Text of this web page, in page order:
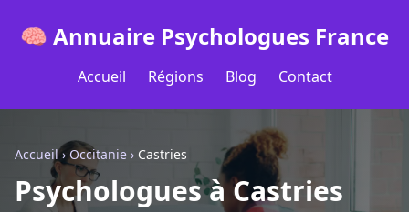
🧠 Annuaire Psychologues France
Accueil Régions Blog Contact
Accueil› Occitanie › Castries
Psychologues à Castries